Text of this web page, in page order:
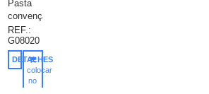
Pasta
convenção
personalizada,
organização
impecável
com
estilo
REF.:
G08020
DETALHES
colocar
no